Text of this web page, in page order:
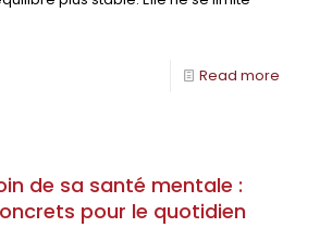
Read more
de sa santé mentale :
pour le quotidien